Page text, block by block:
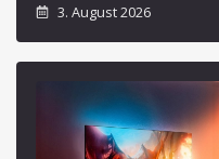
3. August 2026